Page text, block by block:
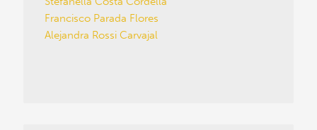
Francisco Parada Flores
Alejandra Rossi Carvajal